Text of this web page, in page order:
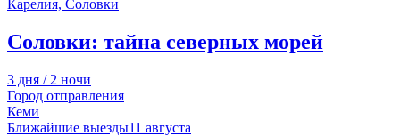
Карелия, Соловки
Соловки: тайна северных морей
3 дня / 2 ночи
Город отправления
Кеми
Ближайшие выезды11 августа